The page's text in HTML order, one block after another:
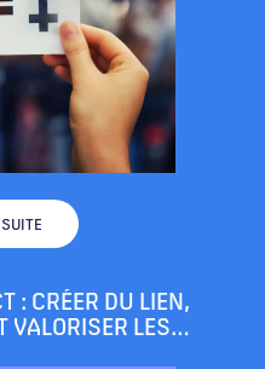
: CRÉER DU LIEN,
VALORISER LES